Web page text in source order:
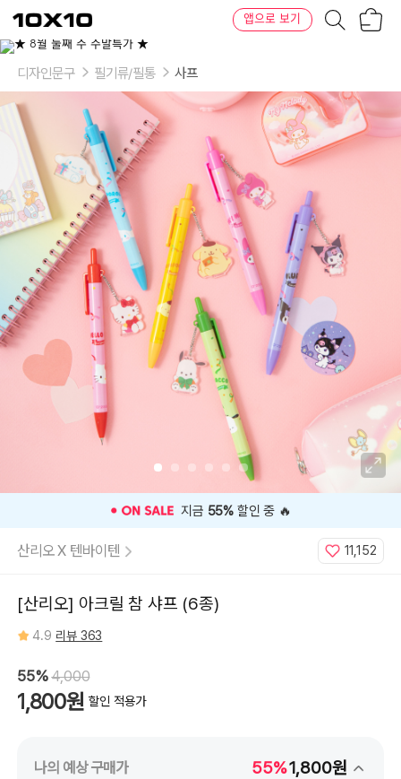
텐
바
텐
앱으로 보기
이
상
-
이
멜
로
디,
쿠
롤,
폼
폼
푸
린,
디자인문구 필기류/필통 사프
⭐️ 고객 평점 4.9인기 상품 ⭐️
산리오 X 텐바이텐 11,152
[산리오] 아크릴 참 샤프 (6종)
4.9 리뷰 363
55%4,000
1,800원 할인 적용가
나의 예상 구매가 55%1,800원